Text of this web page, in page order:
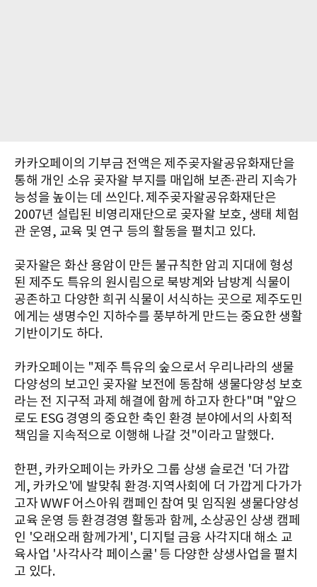
카카오페이의 기부금 전액은 제주곶자왈공유화재단을
통해 개인 소유 곶자왈 부지를 매입해 보존∙관리 지속가
능성을 높이는 데 쓰인다. 제주곶자왈공유화재단은
2007년 설립된 비영리재단으로 곶자왈 보호, 생태 체험
관 운영, 교육 및 연구 등의 활동을 펼치고 있다.
곶자왈은 화산 용암이 만든 불규칙한 암괴 지대에 형성
된 제주도 특유의 원시림으로 북방계와 남방계 식물이
공존하고 다양한 희귀 식물이 서식하는 곳으로 제주도민
에게는 생명수인 지하수를 풍부하게 만드는 중요한 생활
기반이기도 하다.
카카오페이는 "제주 특유의 숲으로서 우리나라의 생물
다양성의 보고인 곶자왈 보전에 동참해 생물다양성 보호
라는 전 지구적 과제 해결에 함께 하고자 한다"며 "앞으
로도 ESG 경영의 중요한 축인 환경 분야에서의 사회적
책임을 지속적으로 이행해 나갈 것"이라고 말했다.
한편, 카카오페이는 카카오 그룹 상생 슬로건 '더 가깝
게, 카카오'에 발맞춰 환경∙지역사회에 더 가깝게 다가가
고자 WWF 어스아워 캠페인 참여 및 임직원 생물다양성
교육 운영 등 환경경영 활동과 함께, 소상공인 상생 캠페
인 '오래오래 함께가게', 디지털 금융 사각지대 해소 교
육사업 '사각사각 페이스쿨' 등 다양한 상생사업을 펼치
고 있다.